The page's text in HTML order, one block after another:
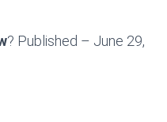
? Published – June 29,